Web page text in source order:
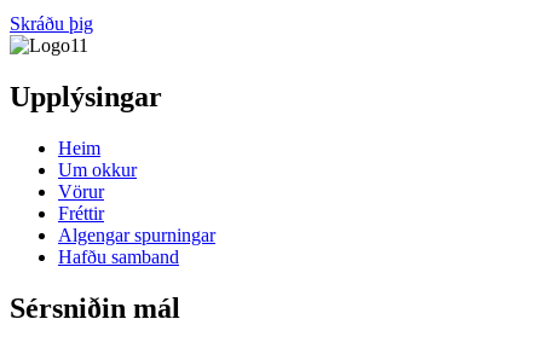
Skráðu þig
Upplýsingar
Heim
Um okkur
Vörur
Fréttir
Algengar spurningar
Hafðu samband
Sérsniðin mál